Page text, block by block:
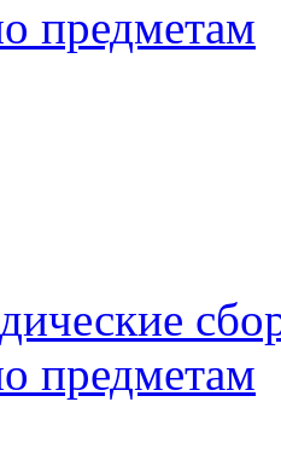
предметам
предметам